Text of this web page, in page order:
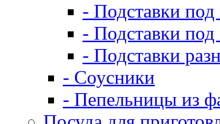
- Подставки
- Подставки под
- Подставки
- Соусники
- Пепельницы из